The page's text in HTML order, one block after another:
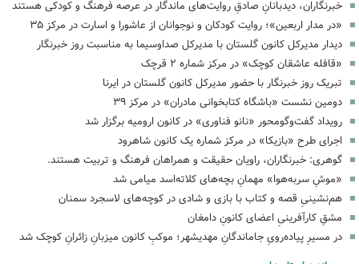
خبرنگاران، دیدبانانِ صادقِ روایت‌های ماندگار در عرصه فرهنگ و کودکی هستند
«در مدار اربعین»؛ روایت کودکان و نوجوانان از عاشورا و اسارت در مرکز ۳۵
دیدار مدیرکل کانون گلستان با مدیرکل صداوسیما به مناسبت روز خبرنگار
«قافله عاشقان کوچک» در مرکز شماره ۲ قرچک
تبریک روز خبرنگار با حضور مدیرکل کانون گلستان در ایرنا
دومین نشست «باشگاه کتابخوانی مادران» در مرکز ۳۹
رویداد گفت‌وگومحور «نانو فناوری» در کانون ارومیه برگزار شد
اجرای طرح «بازیکا» در مرکز شماره یک کانون شاهرود
گوهری: خبرنگاران، راویان حقیقت و همراهان فرهنگ و تربیت هستند.
«موشِ سربه‌هوا» مهمانِ بچه‌های کلاته‌اسد میامی شد
هم‌نشینیِ قصه و کتاب با بازی و شادی در کوچه‌های لاسجرد سمنان
مشقِ کارآفرینیِ اعضای کانونِ دامغان
در مسیرِ پیاده‌رویِ جاماندگانِ مهدیشهر؛ موکبِ کانون میزبانِ زائرانِ کوچک شد